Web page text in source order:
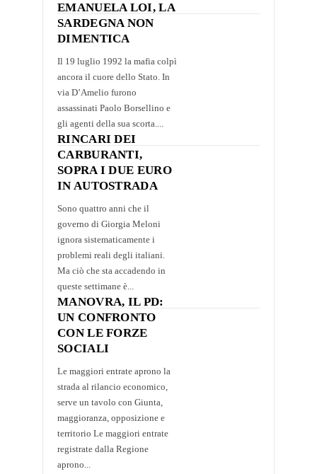
EMANUELA LOI, LA
SARDEGNA NON
DIMENTICA
Il 19 luglio 1992 la mafia colpì
ancora il cuore dello Stato. In
via D’Amelio furono
assassinati Paolo Borsellino e
gli agenti della sua scorta....
RINCARI DEI
CARBURANTI,
SOPRA I DUE EURO
IN AUTOSTRADA
Sono quattro anni che il
governo di Giorgia Meloni
ignora sistematicamente i
problemi reali degli italiani.
Ma ciò che sta accadendo in
queste settimane è...
MANOVRA, IL PD:
UN CONFRONTO
CON LE FORZE
SOCIALI
Le maggiori entrate aprono la
strada al rilancio economico,
serve un tavolo con Giunta,
maggioranza, opposizione e
territorio Le maggiori entrate
registrate dalla Regione
aprono...